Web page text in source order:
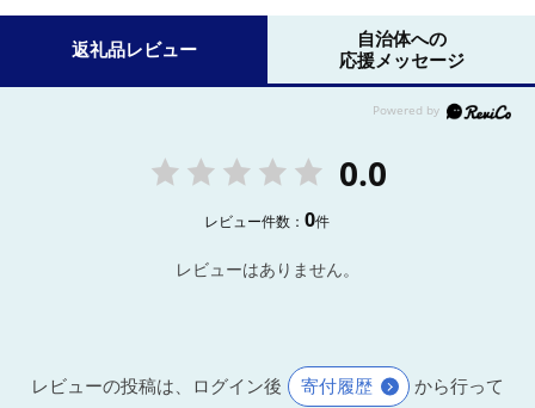
返礼品レビュー
自治体への
応援メッセージ
0.0
レビュー件数：0件
レビューはありません。
レビューの投稿は、ログイン後 寄付履歴
から行って